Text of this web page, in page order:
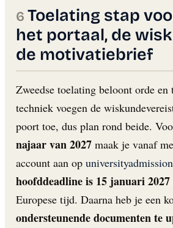
Toelating stap
het portaal, de
de motivatiebrief
Zweedse toelating beloont orde
techniek voegen de
poort toe, dus plan rond beide.
najaar van 2027 maak je vanaf
account aan op
hoofddeadline is 15 januari 2027
Europese tijd. Daarna heb je een
ondersteunende documenten te